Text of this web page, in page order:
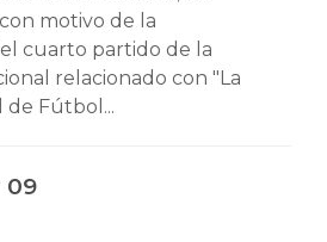
motivo de la
cuarto partido de la
relacionado con "La
de Fútbol...
09